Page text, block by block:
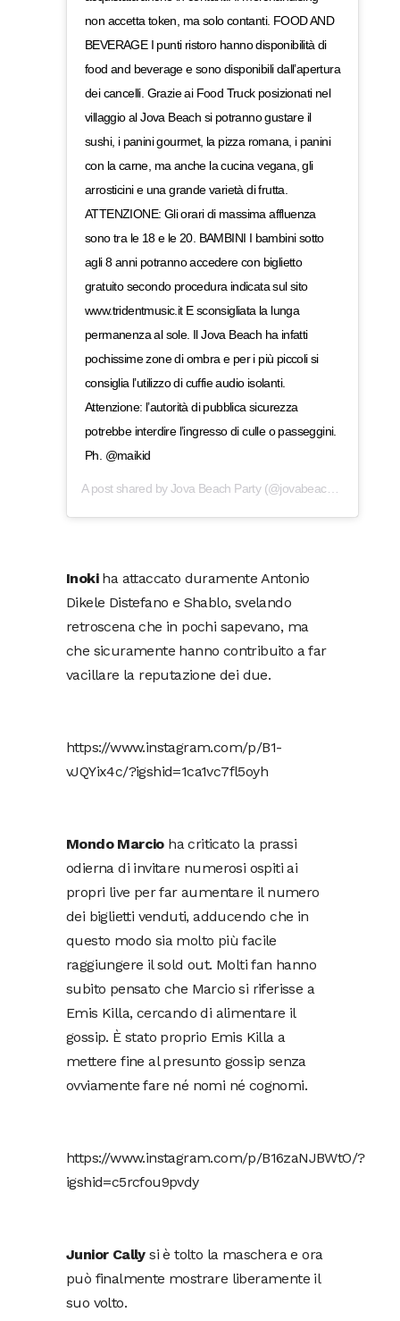
non accetta token, ma solo contanti. FOOD AND
BEVERAGE I punti ristoro hanno disponibilità di
food and beverage e sono disponibili dall’apertura
dei cancelli. Grazie ai Food Truck posizionati nel
villaggio al Jova Beach si potranno gustare il
sushi, i panini gourmet, la pizza romana, i panini
con la carne, ma anche la cucina vegana, gli
arrosticini e una grande varietà di frutta.
ATTENZIONE: Gli orari di massima affluenza
sono tra le 18 e le 20. BAMBINI I bambini sotto
agli 8 anni potranno accedere con biglietto
gratuito secondo procedura indicata sul sito
www.tridentmusic.it E sconsigliata la lunga
permanenza al sole. Il Jova Beach ha infatti
pochissime zone di ombra e per i più piccoli si
consiglia l’utilizzo di cuffie audio isolanti.
Attenzione: l’autorità di pubblica sicurezza
potrebbe interdire l’ingresso di culle o passeggini.
Ph. @maikid
A post shared byJova Beach Party(@jovabeachparty) on
Inokiha attaccato duramente Antonio
Dikele Distefano e Shablo, svelando
retroscena che in pochi sapevano, ma
che sicuramente hanno contribuito a far
vacillare la reputazione dei due.
https://www.instagram.com/p/B1-
vJQYix4c/?igshid=1ca1vc7fl5oyh
Mondo Marcioha criticato la prassi
odierna di invitare numerosi ospiti ai
propri live per far aumentare il numero
dei biglietti venduti, adducendo che in
questo modo sia molto più facile
raggiungere il sold out. Molti fan hanno
subito pensato che Marcio si riferisse a
Emis Killa, cercando di alimentare il
gossip. È stato proprio Emis Killa a
mettere fine al presunto gossip senza
ovviamente fare né nomi né cognomi.
https://www.instagram.com/p/B16zaNJBWtO/?
igshid=c5rcfou9pvdy
Junior Callysi è tolto la maschera e ora
può finalmente mostrare liberamente il
suo volto.